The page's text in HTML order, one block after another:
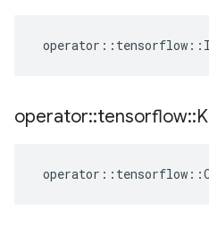
operator :: tensorflow ::
operator::tensorflow::
operator :: tensorflow ::